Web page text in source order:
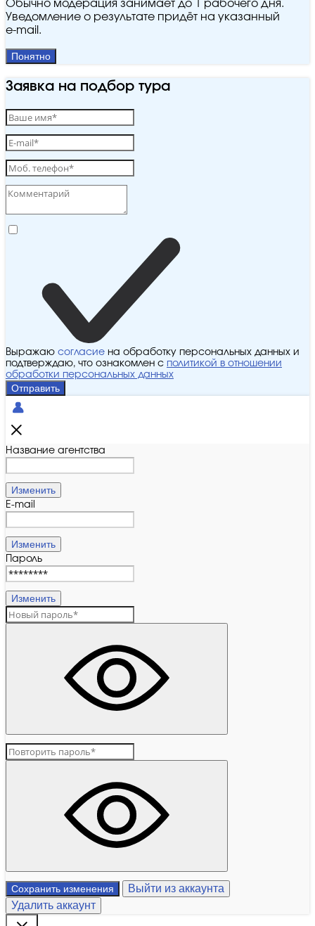
Обычно модерация занимает до 1 рабочего дня.
Уведомление о результате придёт на указанный
e‑mail.
Понятно
Заявка на подбор тура
Выражаю согласие на обработку персональных данных и
подтверждаю, что ознакомлен с политикой в отношении
обработки персональных данных
Отправить
Название агентства
Изменить
E-mail
Изменить
Пароль
Изменить
Сохранить изменения
Выйти из аккаунта
Удалить аккаунт